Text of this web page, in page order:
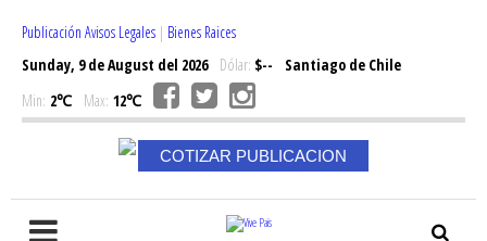
Publicación Avisos Legales | Bienes Raices
Sunday, 9 de August del 2026Dólar: $--
Santiago de Chile
Min: 2℃ Max: 12℃
COTIZAR PUBLICACION